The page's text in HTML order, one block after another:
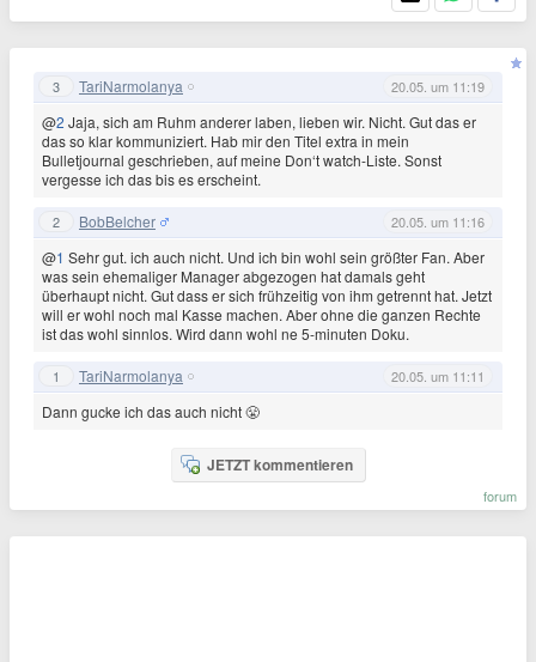
3 TariNarmolanya 20.05. um 11:19
@2 Jaja, sich am Ruhm anderer laben, lieben wir. Nicht. Gut das er
das so klar kommuniziert. Hab mir den Titel extra in mein
Bulletjournal geschrieben, auf meine Don‘t watch-Liste. Sonst
vergesse ich das bis es erscheint.
2 BobBelcher 20.05. um 11:16
@1 Sehr gut. ich auch nicht. Und ich bin wohl sein größter Fan. Aber
was sein ehemaliger Manager abgezogen hat damals geht
überhaupt nicht. Gut dass er sich frühzeitig von ihm getrennt hat. Jetzt
will er wohl noch mal Kasse machen. Aber ohne die ganzen Rechte
ist das wohl sinnlos. Wird dann wohl ne 5-minuten Doku.
1 TariNarmolanya 20.05. um 11:11
Dann gucke ich das auch nicht 😤
JETZT kommentieren
forum